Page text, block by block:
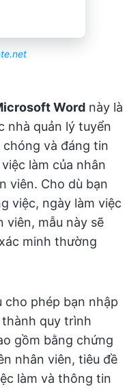
Word này là
nhà quản lý tuyển
và đáng tin
làm của nhân
viên. Cho dù bạn
việc, ngày làm việc
viên, mẫu này sẽ
minh thường
cho phép bạn nhập
quy trình
gồm bằng chứng
nhân viên, tiêu đề
làm và thông tin